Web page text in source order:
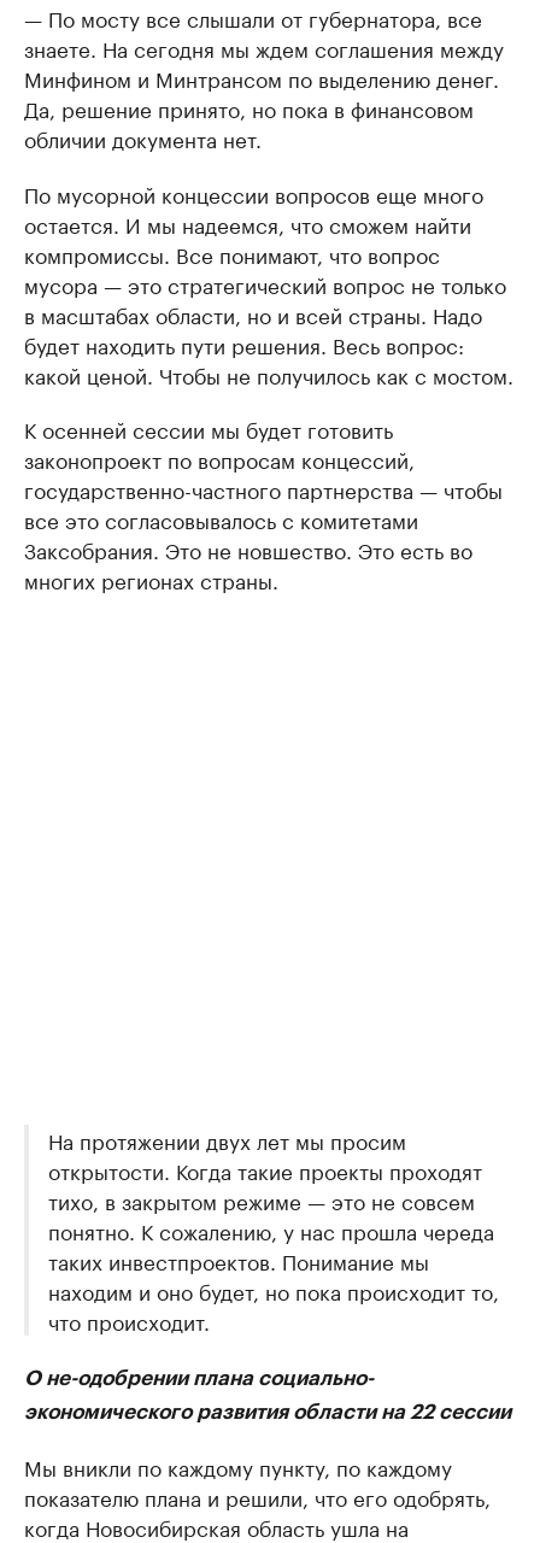
— По мосту все слышали от губернатора, все
знаете. На сегодня мы ждем соглашения между
Минфином и Минтрансом по выделению денег.
Да, решение принято, но пока в финансовом
обличии документа нет.
По мусорной концессии вопросов еще много
остается. И мы надеемся, что сможем найти
компромиссы. Все понимают, что вопрос
мусора — это стратегический вопрос не только
в масштабах области, но и всей страны. Надо
будет находить пути решения. Весь вопрос:
какой ценой. Чтобы не получилось как с мостом.
К осенней сессии мы будет готовить
законопроект по вопросам концессий,
государственно-частного партнерства — чтобы
все это согласовывалось с комитетами
Заксобрания. Это не новшество. Это есть во
многих регионах страны.
На протяжении двух лет мы просим
открытости. Когда такие проекты проходят
тихо, в закрытом режиме — это не совсем
понятно. К сожалению, у нас прошла череда
таких инвестпроектов. Понимание мы
находим и оно будет, но пока происходит то,
что происходит.
О не-одобрении плана социально-
экономического развития области на 22 сессии
Мы вникли по каждому пункту, по каждому
показателю плана и решили, что его одобрять,
когда Новосибирская область ушла на